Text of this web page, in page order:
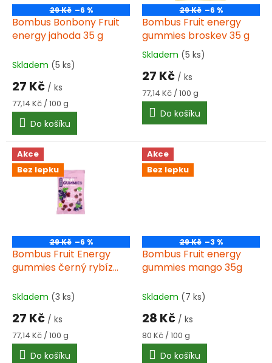
o
d
u
29 Kč –6 %
Bombus Bonbony Fruit
energy jahoda 35 g
Skladem (5 ks)
27 Kč / ks
Měrná
cena:
77,14 Kč / 100 g
Do košíku
29 Kč –6 %
Bombus Fruit energy
gummies broskev 35 g
Průměrné
hodnocení
produktu
je
5,0
5
Skladem (5 ks)
27 Kč / ks
Měrná
cena:
77,14 Kč / 100 g
Do košíku
Akce
Bez lepku
29 Kč –6 %
Bombus Fruit Energy
gummies černý rybíz
Skladem (3 ks)
27 Kč / ks
Měrná
cena:
77,14 Kč / 100 g
Do košíku
Akce
Bez lepku
29 Kč –3 %
Bombus Fruit energy
gummies mango 35g
Skladem (7 ks)
28 Kč / ks
Měrná
cena:
80 Kč / 100 g
Do košíku